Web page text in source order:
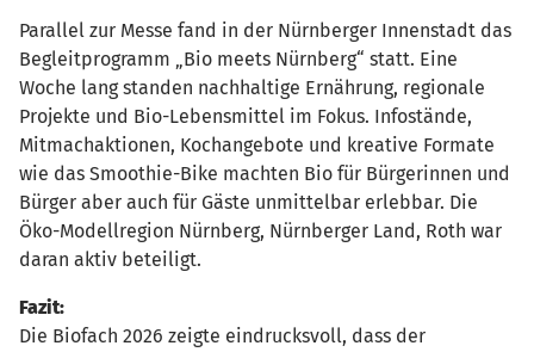
Parallel zur Messe fand in der Nürnberger Innenstadt das
Begleitprogramm „Bio meets Nürnberg“ statt. Eine
Woche lang standen nachhaltige Ernährung, regionale
Projekte und Bio-Lebensmittel im Fokus. Infostände,
Mitmachaktionen, Kochangebote und kreative Formate
wie das Smoothie-Bike machten Bio für Bürgerinnen und
Bürger aber auch für Gäste unmittelbar erlebbar. Die
Öko-Modellregion Nürnberg, Nürnberger Land, Roth war
daran aktiv beteiligt.
Fazit:
Die Biofach 2026 zeigte eindrucksvoll, dass der